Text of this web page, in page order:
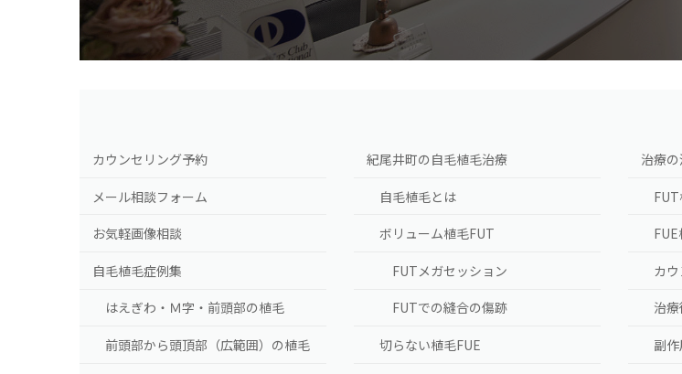
カウンセリング予約
メール相談フォーム
お気軽画像相談
自毛植毛症例集
はえぎわ・Ｍ字・前頭部の植毛
前頭部から頭頂部（広範囲）の植毛
紀尾井町の自毛植毛治療
自毛植毛とは
ボリューム植毛FUT
FUTメガセッション
FUTでの縫合の傷跡
切らない植毛FUE
治療
カ
治
副